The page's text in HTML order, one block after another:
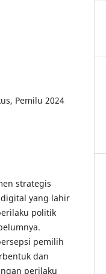
Pemilu 2024
strategis
digital yang lahir
politik
pemilih
dan
perilaku